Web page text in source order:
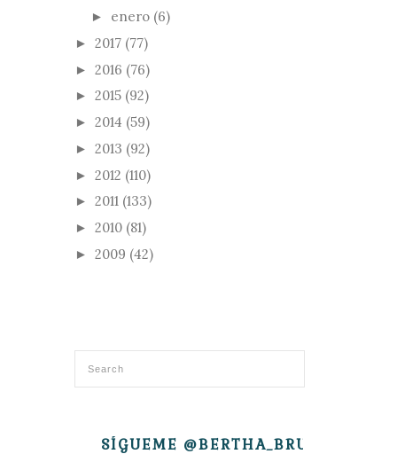
► enero (6)
► 2017 (77)
► 2016 (76)
► 2015 (92)
► 2014 (59)
► 2013 (92)
► 2012 (110)
► 2011 (133)
► 2010 (81)
► 2009 (42)
SÍGUEME @BERTHA_BRUJITA